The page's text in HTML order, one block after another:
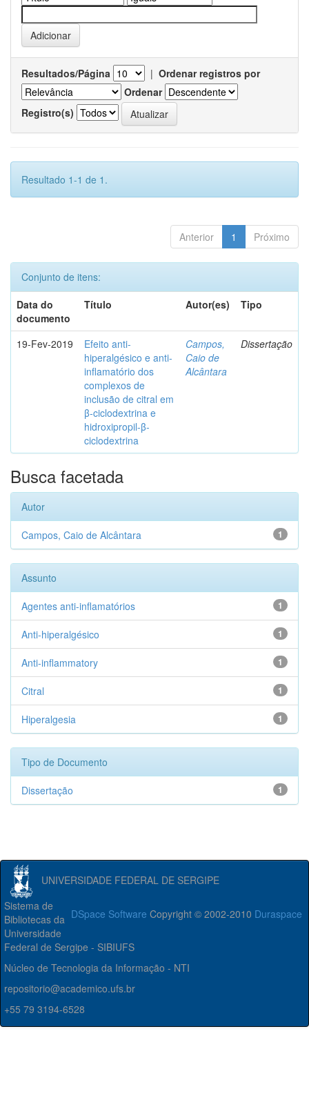
Resultados/Página | Ordenar registros por
Ordenar
Registro(s)
Resultado 1-1 de 1.
Anterior 1 Próximo
Conjunto de itens:
Data do
documento
Título Autor(es) Tipo
19-Fev-2019
Efeito anti-
hiperalgésico e anti-
inflamatório dos
complexos de
inclusão de citral em
β-ciclodextrina e
hidroxipropil-β-
ciclodextrina
Campos,
Caio de
Alcântara
Dissertação
Busca facetada
Autor
1
Campos, Caio de Alcântara
Assunto
1
Agentes anti-inflamatórios
1
Anti-hiperalgésico
1
Anti-inflammatory
1
Citral
1
Hiperalgesia
Tipo de Documento
1
Dissertação
UNIVERSIDADE FEDERAL DE SERGIPE
DSpace Software Copyright © 2002-2010 Duraspace
Sistema de
Bibliotecas da
Universidade
Federal de Sergipe - SIBIUFS
Núcleo de Tecnologia da Informação - NTI
repositorio@academico.ufs.br
+55 79 3194-6528